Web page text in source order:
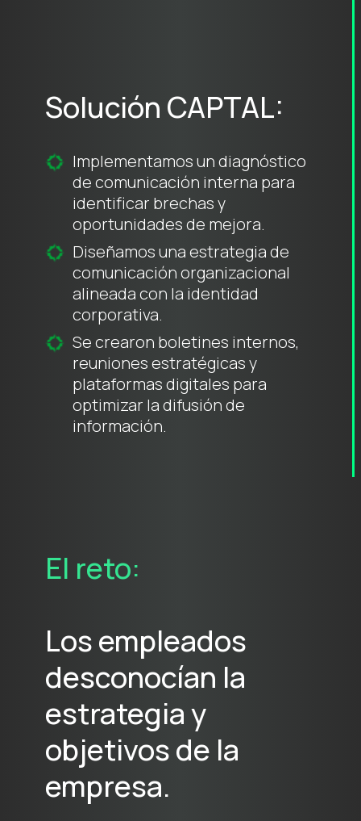
Solución CAPTAL:
Implementamos un diagnóstico
de comunicación interna para
identificar brechas y
oportunidades de mejora.
Diseñamos una estrategia de
comunicación organizacional
alineada con la identidad
corporativa.
Se crearon boletines internos,
reuniones estratégicas y
plataformas digitales para
optimizar la difusión de
información.
El reto:
Los empleados
desconocían la
estrategia y
objetivos de la
empresa.